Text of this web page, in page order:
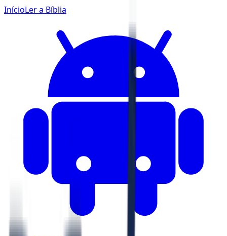
InícioLer a Bíblia